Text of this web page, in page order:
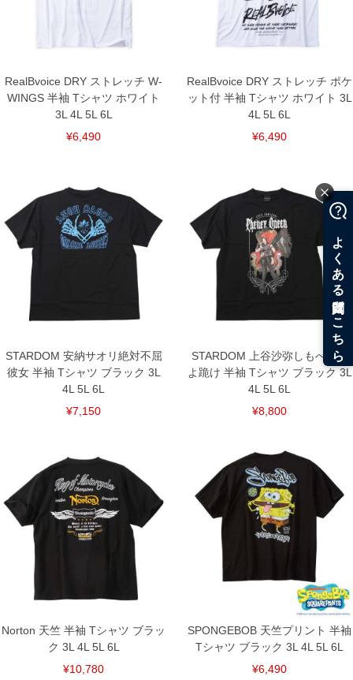
RealBvoice DRY ストレッチ W-
WINGS 半袖 Tシャツ ホワイト
3L 4L 5L 6L
¥6,490
RealBvoice DRY ストレッチ ポケ
ット付 半袖 Tシャツ ホワイト 3L
4L 5L 6L
¥6,490
STARDOM 安納サオリ絶対不屈
彼女 半袖 Tシャツ ブラック 3L
4L 5L 6L
¥7,150
STARDOM 上谷沙弥しもべたち
よ跪け 半袖 Tシャツ ブラック 3L
4L 5L 6L
¥8,800
Norton 天竺 半袖 Tシャツ ブラッ
ク 3L 4L 5L 6L
¥10,780
SPONGEBOB 天竺プリント 半袖
Tシャツ ブラック 3L 4L 5L 6L
¥6,490